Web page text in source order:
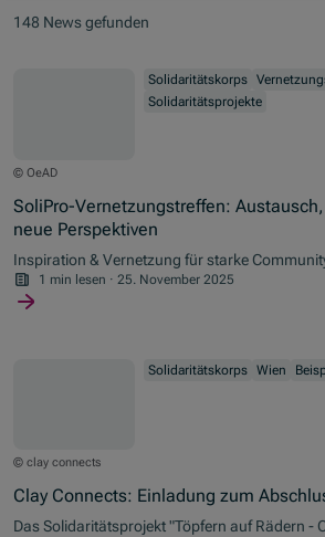
148 News gefunden
© OeAD
Solidaritätskorps
Solidaritätsprojekte
SoliPro-Vernetzungstreffen:
neue Perspektiven
Inspiration & Vernetzung für starke
1 min lesen · 25. November 2025
© clay connects
Solidaritätskorps Wien
Clay Connects: Einladung zum
Das Solidaritätsprojekt "Töpfern auf Rädern -